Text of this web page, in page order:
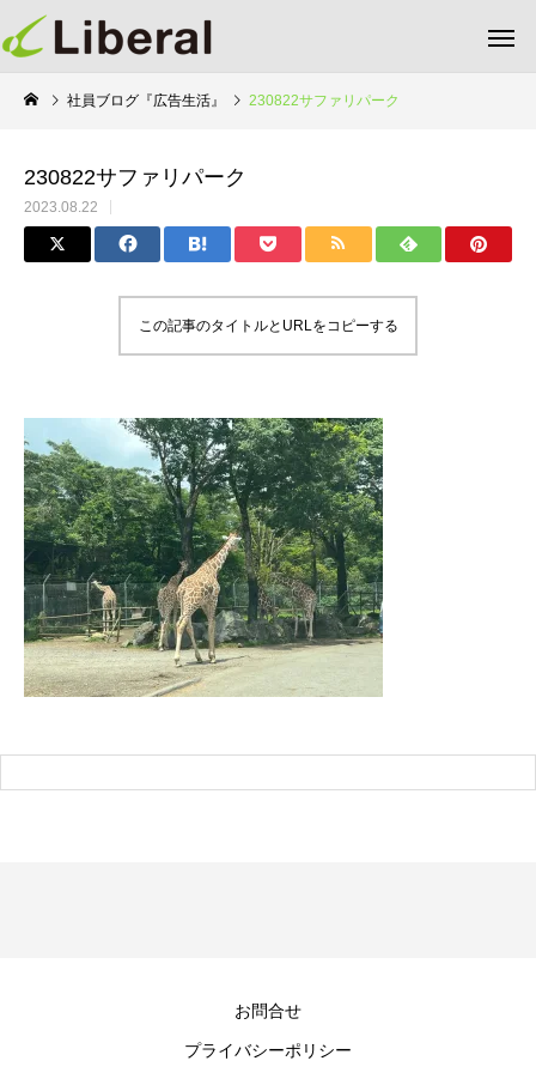
社員ブログ『広告生活』 230822サファリパーク
230822サファリパーク
2023.08.22
この記事のタイトルとURLをコピーする
お問合せ
プライバシーポリシー